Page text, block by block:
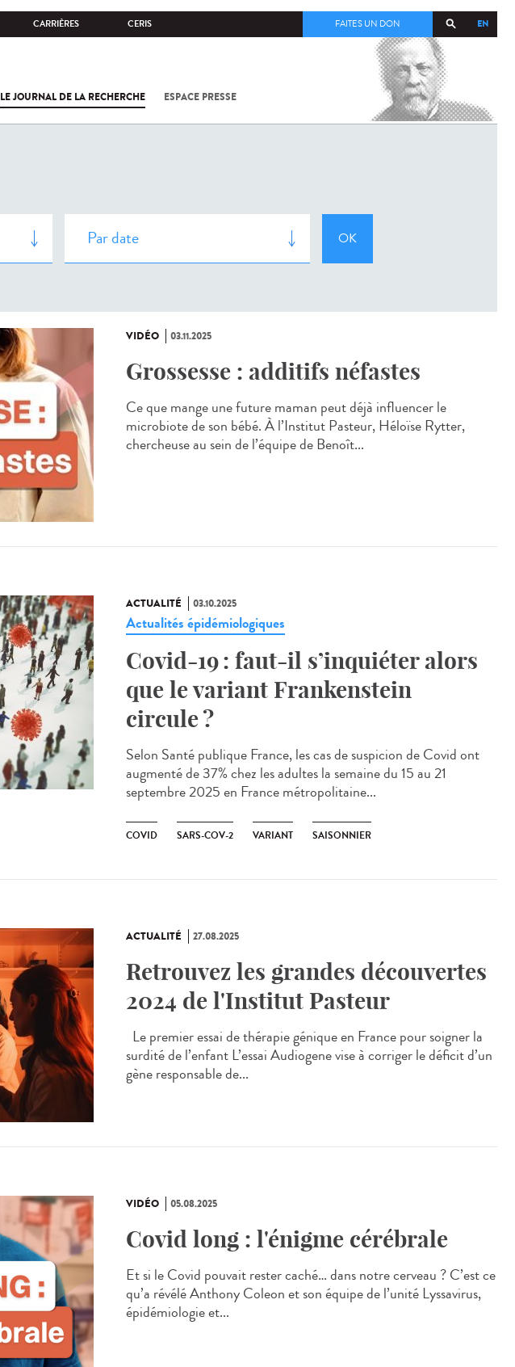
CARRIÈRES CERIS EN
FAITES UN DON
LE JOURNAL DE LA RECHERCHE ESPACE PRESSE
COV-2 /
VIDÉO 03.11.2025
Grossesse : additifs néfastes
Ce que mange une future maman peut déjà influencer le
microbiote de son bébé. À l’Institut Pasteur, Héloïse Rytter,
chercheuse au sein de l’équipe de Benoît...
ACTUALITÉ 03.10.2025
Actualités épidémiologiques
Covid-19 : faut-il s’inquiéter alors
que le variant Frankenstein
circule ?
Selon Santé publique France, les cas de suspicion de Covid ont
augmenté de 37% chez les adultes la semaine du 15 au 21
septembre 2025 en France métropolitaine...
COVID SARS-COV-2 VARIANT SAISONNIER
ACTUALITÉ 27.08.2025
Retrouvez les grandes découvertes
2024 de l'Institut Pasteur
Le premier essai de thérapie génique en France pour soigner la
surdité de l’enfant L’essai Audiogene vise à corriger le déficit d’un
gène responsable de...
VIDÉO 05.08.2025
Covid long : l'énigme cérébrale
Et si le Covid pouvait rester caché… dans notre cerveau ? C’est ce
qu’a révélé Anthony Coleon et son équipe de l’unité Lyssavirus,
épidémiologie et...